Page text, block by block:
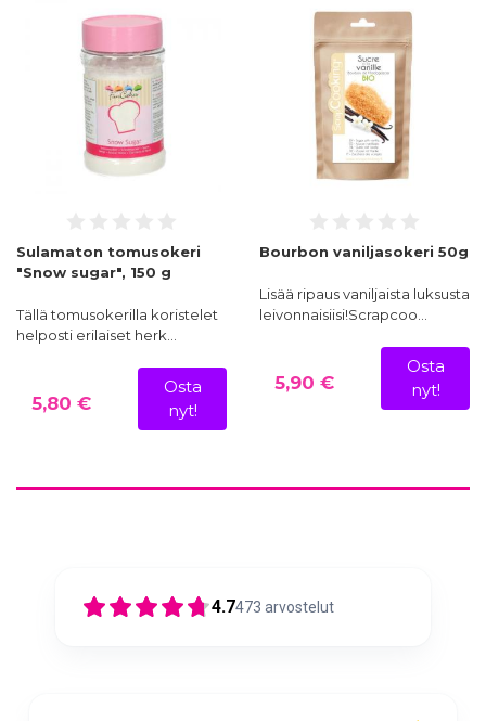
Sulamaton tomusokeri
"Snow sugar", 150 g
Tällä tomusokerilla koristelet
helposti erilaiset herk…
5,80 €
Osta
nyt!
Bourbon vaniljasokeri 50g
Lisää ripaus vaniljaista luksusta
leivonnaisiisi!Scrapcoo…
5,90 €
Osta
nyt!
4.7473 arvostelut